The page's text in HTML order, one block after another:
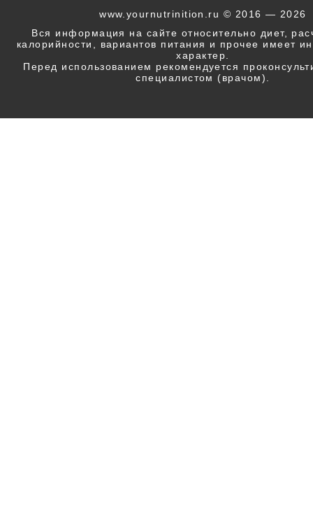
www.yournutrinition.ru © 2016 — 2026
Вся информация на сайте относительно диет,
калорийности, вариантов питания и прочее имеет
характер.
Перед использованием рекомендуется
специалистом (врачом).